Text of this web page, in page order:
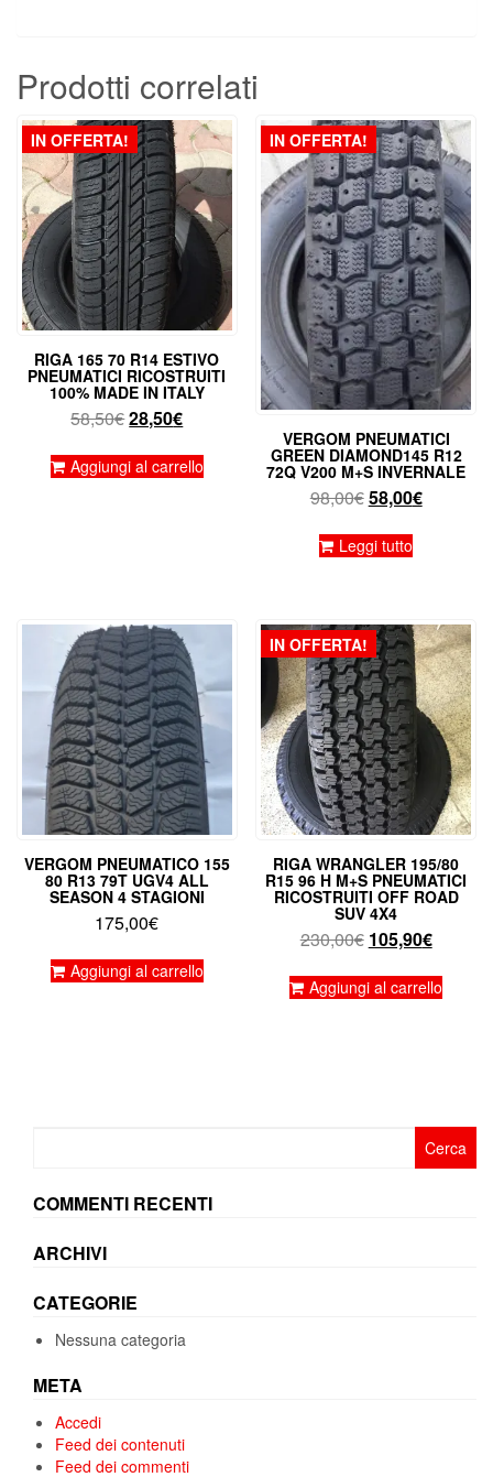
Prodotti correlati
IN OFFERTA!
RIGA 165 70 R14 ESTIVO
PNEUMATICI RICOSTRUITI
100% MADE IN ITALY
58,50€Il
originale
28,50€Il
attuale
Aggiungi al carrello
IN OFFERTA!
VERGOM PNEUMATICI
GREEN DIAMOND145 R12
72Q V200 M+S INVERNALE
98,00€Il
originale
58,00€Il
Leggi tutto
VERGOM PNEUMATICO 155
80 R13 79T UGV4 ALL
SEASON 4 STAGIONI
175,00€
Aggiungi al carrello
IN OFFERTA!
RIGA WRANGLER 195/80
R15 96 H M+S PNEUMATICI
RICOSTRUITI OFF ROAD
SUV 4X4
230,00€ Il
originale
105,90€Il
attuale
Aggiungi al carrello
COMMENTI RECENTI
ARCHIVI
CATEGORIE
Nessuna categoria
META
Accedi
Feed dei contenuti
Feed dei commenti